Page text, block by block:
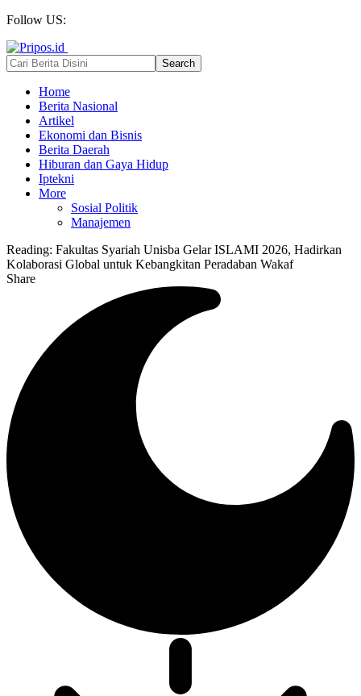
Follow US:
Home
Berita Nasional
Artikel
Ekonomi dan Bisnis
Berita Daerah
Hiburan dan Gaya Hidup
Iptekni
More
Sosial Politik
Manajemen
Reading: Fakultas Syariah Unisba Gelar ISLAMI 2026, Hadirkan
Kolaborasi Global untuk Kebangkitan Peradaban Wakaf
Share